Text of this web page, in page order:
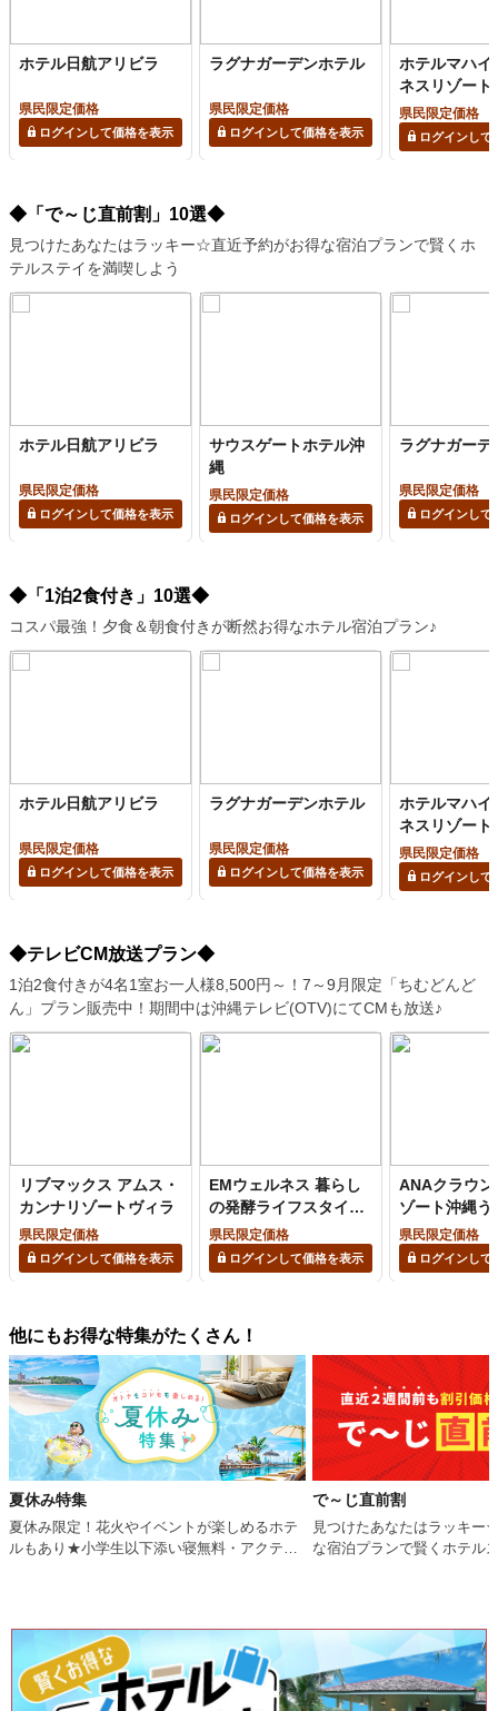
ホテル日航アリビラ
県民限定価格
ログインして価格を表示
ラグナガーデンホテル
県民限定価格
ログインして価格を表示
ホテルマハイ
ネスリゾート
県民限定価格
ログインして
◆「で～じ直前割」10選◆
見つけたあなたはラッキー☆直近予約がお得な宿泊プランで賢くホ
テルステイを満喫しよう
ホテル日航アリビラ
県民限定価格
ログインして価格を表示
サウスゲートホテル沖
縄
県民限定価格
ログインして価格を表示
ラグナガーデ
県民限定価格
ログインして
◆「1泊2食付き」10選◆
コスパ最強！夕食＆朝食付きが断然お得なホテル宿泊プラン♪
ホテル日航アリビラ
県民限定価格
ログインして価格を表示
ラグナガーデンホテル
県民限定価格
ログインして価格を表示
ホテルマハイ
ネスリゾート
県民限定価格
ログインして
◆テレビCM放送プラン◆
1泊2食付きが4名1室お一人様8,500円～！7～9月限定「ちむどんど
ん」プラン販売中！期間中は沖縄テレビ(OTV)にてCMも放送♪
リブマックス アムス・
カンナリゾートヴィラ
県民限定価格
ログインして価格を表示
EMウェルネス 暮らし
の発酵ライフスタイル
リゾート
県民限定価格
ログインして価格を表示
ANAクラウ
ゾート沖縄う
ズ
県民限定価格
ログインして
他にもお得な特集がたくさん！
夏休み特集
夏休み限定！花火やイベントが楽しめるホテ
ルもあり★小学生以下添い寝無料・アクティ
で～じ直前割
見つけたあなたはラッキー
な宿泊プランで賢くホテル